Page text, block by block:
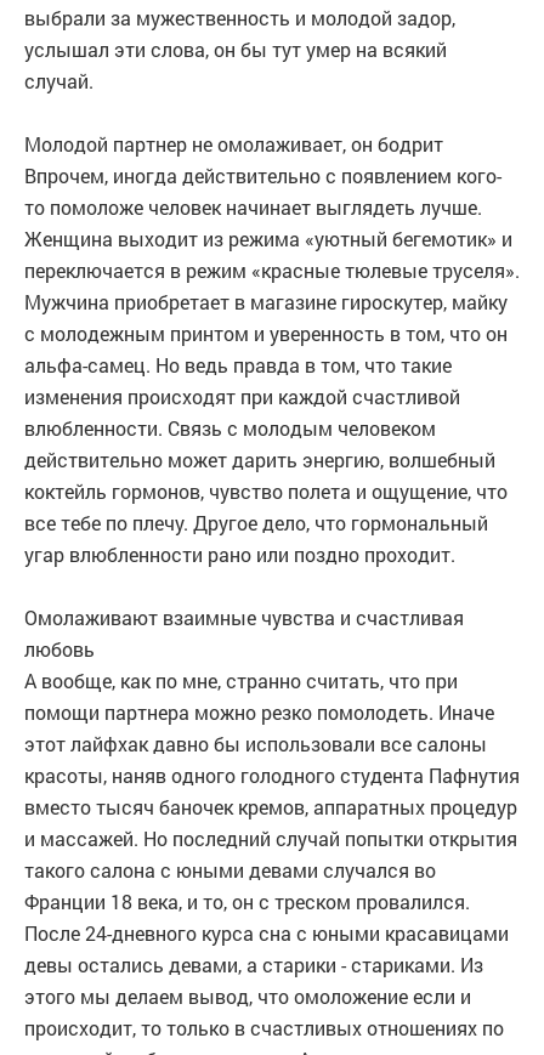
выбрали за мужественность и молодой задор,
услышал эти слова, он бы тут умер на всякий
случай.
Молодой партнер не омолаживает, он бодрит
Впрочем, иногда действительно с появлением кого-
то помоложе человек начинает выглядеть лучше.
Женщина выходит из режима «уютный бегемотик» и
переключается в режим «красные тюлевые труселя».
Мужчина приобретает в магазине гироскутер, майку
с молодежным принтом и уверенность в том, что он
альфа-самец. Но ведь правда в том, что такие
изменения происходят при каждой счастливой
влюбленности. Связь с молодым человеком
действительно может дарить энергию, волшебный
коктейль гормонов, чувство полета и ощущение, что
все тебе по плечу. Другое дело, что гормональный
угар влюбленности рано или поздно проходит.
Омолаживают взаимные чувства и счастливая
любовь
А вообще, как по мне, странно считать, что при
помощи партнера можно резко помолодеть. Иначе
этот лайфхак давно бы использовали все салоны
красоты, наняв одного голодного студента Пафнутия
вместо тысяч баночек кремов, аппаратных процедур
и массажей. Но последний случай попытки открытия
такого салона с юными девами случался во
Франции 18 века, и то, он с треском провалился.
После 24-дневного курса сна с юными красавицами
девы остались девами, а старики - стариками. Из
этого мы делаем вывод, что омоложение если и
происходит, то только в счастливых отношениях по